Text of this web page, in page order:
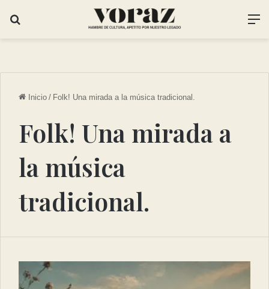
Inicio / Folk! Una mirada a la música tradicional.
Folk! Una mirada a
la música
tradicional.